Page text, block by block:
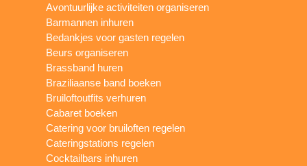
Avontuurlijke activiteiten organiseren
Barmannen inhuren
Bedankjes voor gasten regelen
Beurs organiseren
Brassband huren
Braziliaanse band boeken
Bruiloftoutfits verhuren
Cabaret boeken
Catering voor bruiloften regelen
Cateringstations regelen
Cocktailbars inhuren